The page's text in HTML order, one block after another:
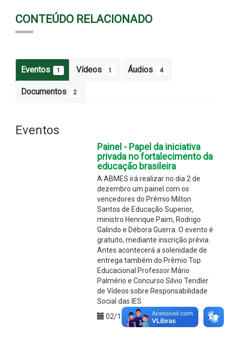
CONTEÚDO RELACIONADO
Eventos 1 Vídeos 1 Áudios 4
Documentos 2
Eventos
Painel - Papel da iniciativa
privada no fortalecimento da
educação brasileira
A ABMES irá realizar no dia 2 de
dezembro um painel com os
vencedores do Prêmio Milton
Santos de Educação Superior,
ministro Henrique Paim, Rodrigo
Galindo e Débora Guerra. O evento é
gratuito, mediante inscrição prévia.
Antes acontecerá a solenidade de
entrega também do Prêmio Top
Educacional Professor Mário
Palmério e Concurso Silvio Tendler
de Vídeos sobre Responsabilidade
Social das IES
02/12/2014